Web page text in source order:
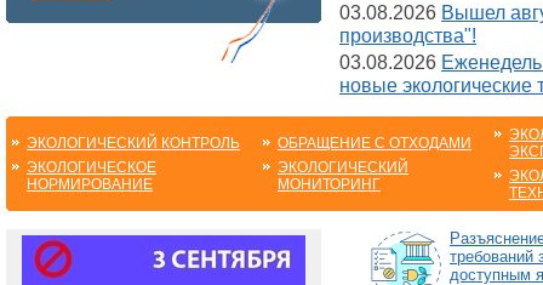
03.08.2026 Вышел
производства"!
03.08.2026
новые экологические
ЭКОЛОГИЧЕСКИЙ КОНТРОЛЬ
ЭКОЛОГИЧЕСКОЕ
НОРМИРОВАНИЕ
ОБРАЩЕНИЕ С ОТХОДАМИ
ЭКОЛОГИЧЕСКИЙ
МОНИТОРИНГ
требований
доступным